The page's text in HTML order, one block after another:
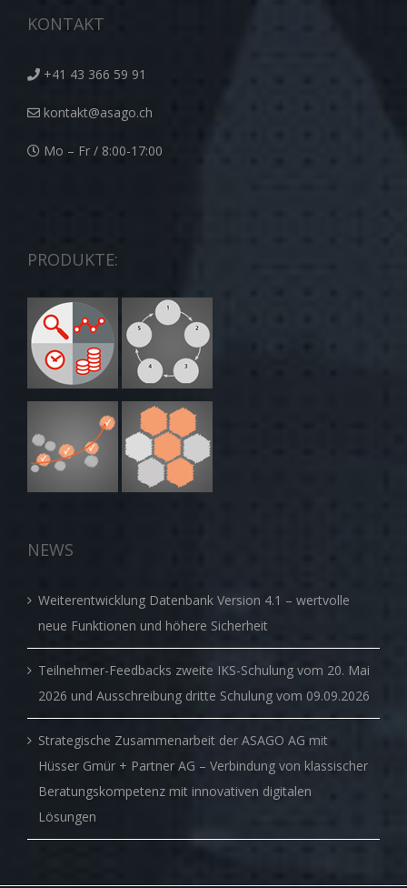
KONTAKT
+41 43 366 59 91
kontakt@asago.ch
Mo – Fr / 8:00-17:00
PRODUKTE:
NEWS
Weiterentwicklung Datenbank Version 4.1 – wertvolle
neue Funktionen und höhere Sicherheit
Teilnehmer-Feedbacks zweite IKS-Schulung vom 20. Mai
2026 und Ausschreibung dritte Schulung vom 09.09.2026
Strategische Zusammenarbeit der ASAGO AG mit
Hüsser Gmür + Partner AG – Verbindung von klassischer
Beratungskompetenz mit innovativen digitalen
Lösungen